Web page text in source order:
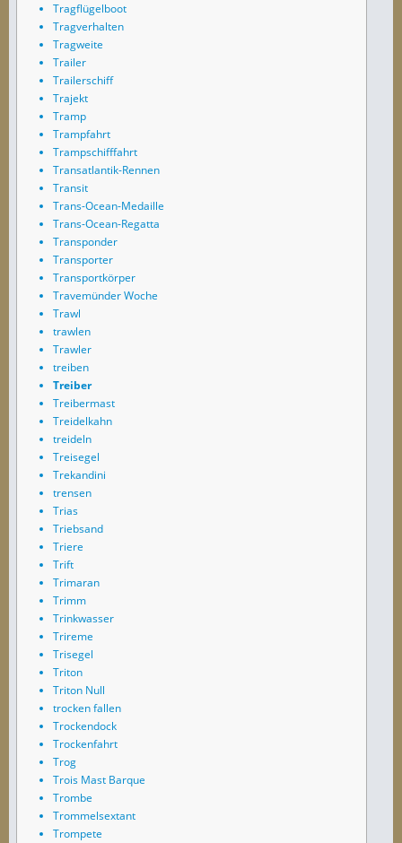
Tragflügelboot
Tragverhalten
Tragweite
Trailer
Trailerschiff
Trajekt
Tramp
Trampfahrt
Trampschifffahrt
Transatlantik-Rennen
Transit
Trans-Ocean-Medaille
Trans-Ocean-Regatta
Transponder
Transporter
Transportkörper
Travemünder Woche
Trawl
trawlen
Trawler
treiben
Treiber
Treibermast
Treidelkahn
treideln
Treisegel
Trekandini
trensen
Trias
Triebsand
Triere
Trift
Trimaran
Trimm
Trinkwasser
Trireme
Trisegel
Triton
Triton Null
trocken fallen
Trockendock
Trockenfahrt
Trog
Trois Mast Barque
Trombe
Trommelsextant
Trompete